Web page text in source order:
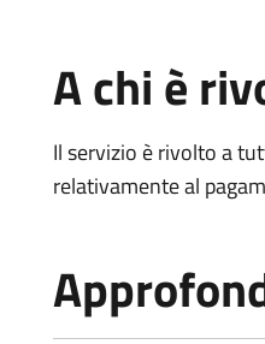
A chi è
Il servizio è rivolto a
relativamente al